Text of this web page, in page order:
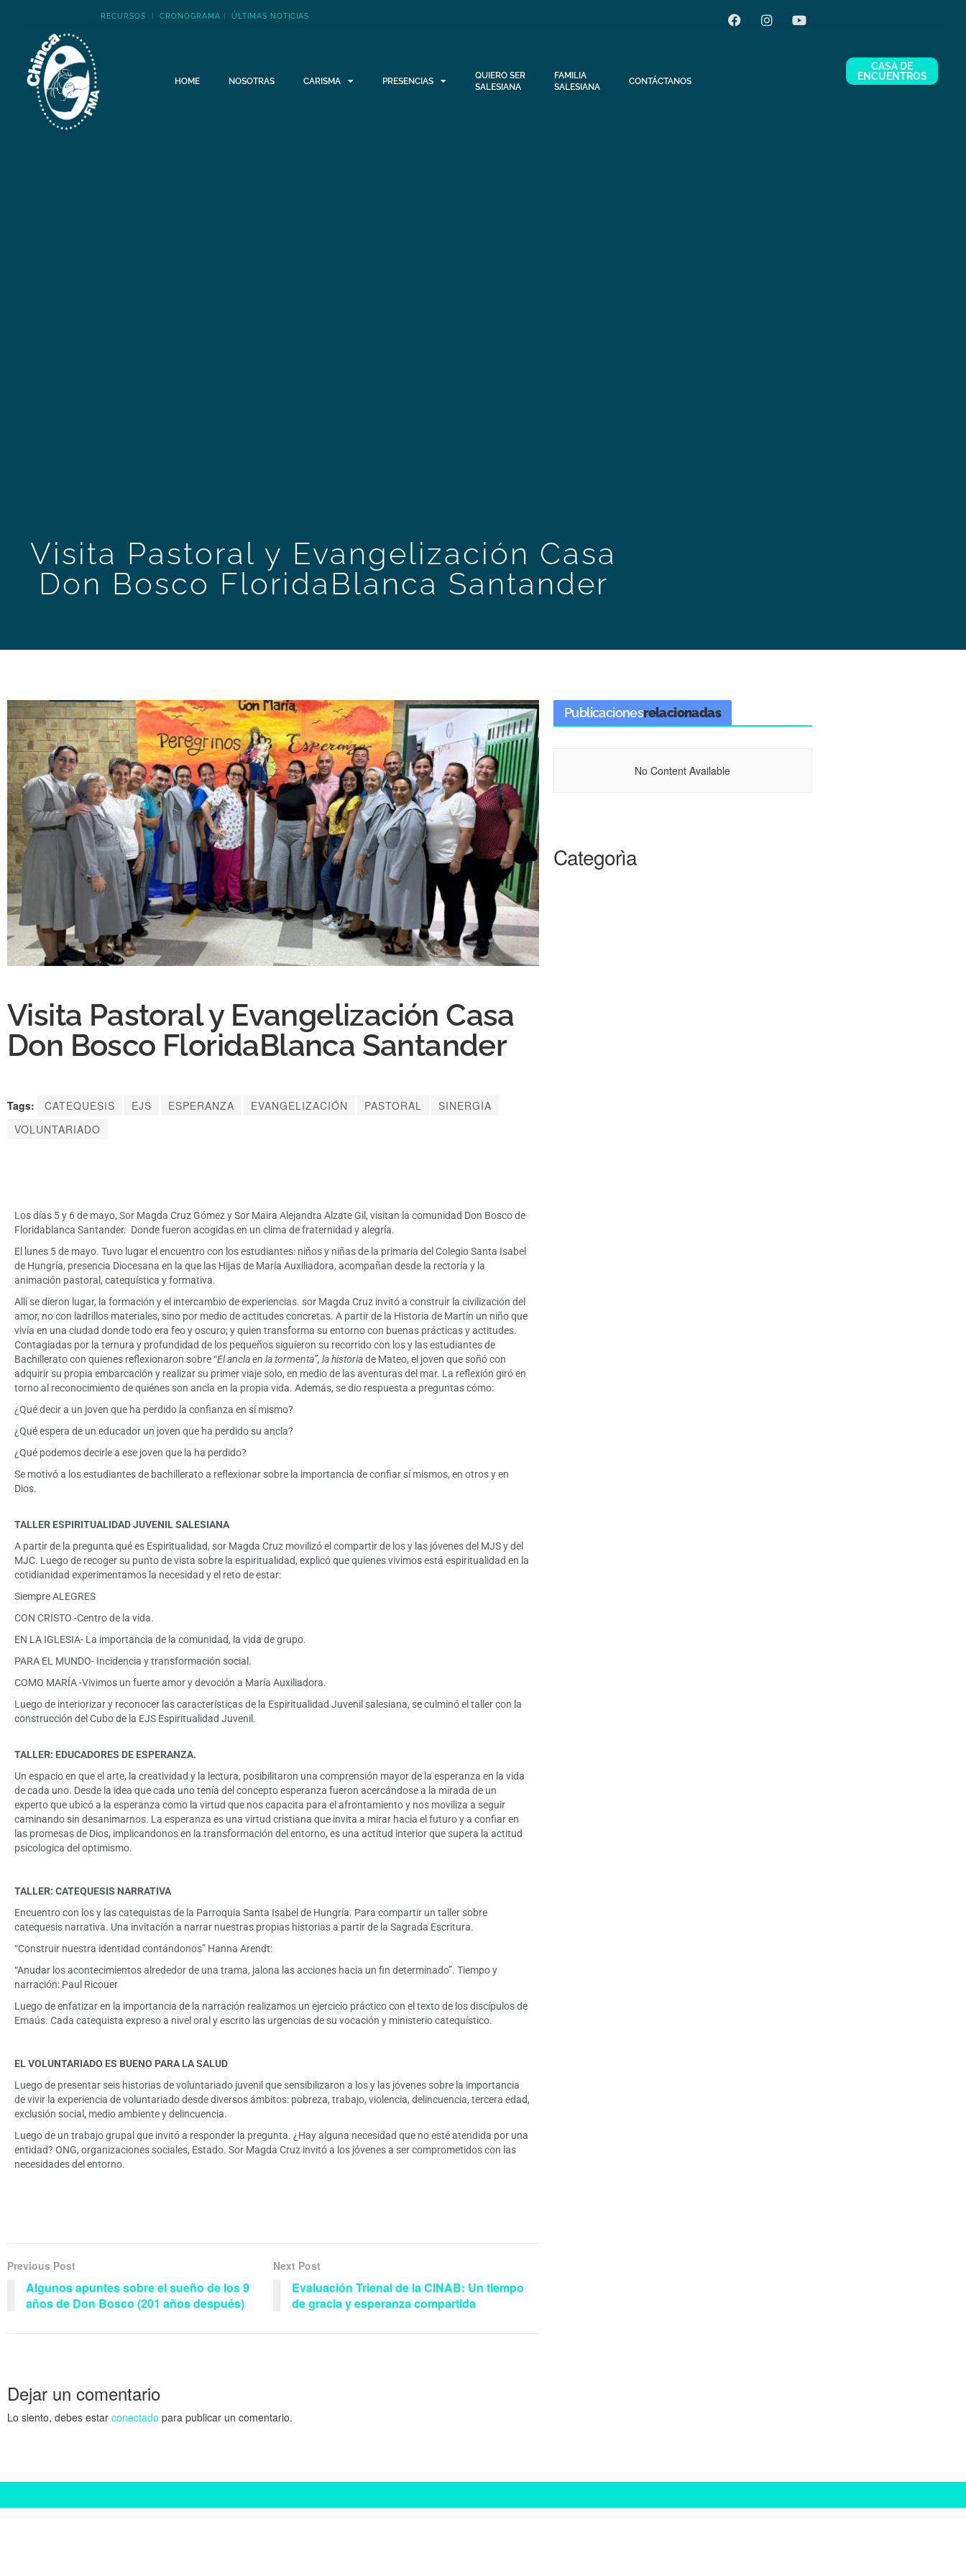
RECURSOS CRONOGRAMA ÚLTIMAS NOTICIAS
HOME NOSOTRAS CARISMA PRESENCIAS
QUIERO SER
SALESIANA
FAMILIA
SALESIANA
CONTÁCTANOS
CASA DE
ENCUENTROS
Visita Pastoral y Evangelización Casa
Don Bosco FloridaBlanca Santander
Visita Pastoral y Evangelización Casa
Don Bosco FloridaBlanca Santander
Tags: CATEQUESIS EJS ESPERANZA EVANGELIZACIÓN PASTORAL
SINERGIA
VOLUNTARIADO
Los días 5 y 6 de mayo, Sor Magda Cruz Gómez y Sor Maira Alejandra Alzate Gil, visitan la comunidad Don Bosco de
Floridablanca Santander. Donde fueron acogidas en un clima de fraternidad y alegría.
El lunes 5 de mayo. Tuvo lugar el encuentro con los estudiantes: niños y niñas de la primaria del Colegio Santa Isabel
de Hungría, presencia Diocesana en la que las Hijas de María Auxiliadora, acompañan desde la rectoría y la
animación pastoral, catequística y formativa.
Allí se dieron lugar, la formación y el intercambio de experiencias. sor Magda Cruz invitó a construir la civilización del
amor, no con ladrillos materiales, sino por medio de actitudes concretas. A partir de la Historia de Martín un niño que
vivía en una ciudad donde todo era feo y oscuro; y quien transforma su entorno con buenas prácticas y actitudes.
Contagiadas por la ternura y profundidad de los pequeños siguieron su recorrido con los y las estudiantes de
Bachillerato con quienes reflexionaron sobre “El ancla en la tormenta”, la historiade Mateo, el joven que soñó con
adquirir su propia embarcación y realizar su primer viaje solo, en medio de las aventuras del mar. La reflexión giró en
torno al reconocimiento de quiénes son ancla en la propia vida. Además, se dio respuesta a preguntas cómo:
¿Qué decir a un joven que ha perdido la confianza en sí mismo?
¿Qué espera de un educador un joven que ha perdido su ancla?
¿Qué podemos decirle a ese joven que la ha perdido?
Se motivó a los estudiantes de bachillerato a reflexionar sobre la importancia de confiar sí mismos, en otros y en
Dios.
TALLER ESPIRITUALIDAD JUVENIL SALESIANA
A partir de la pregunta qué es Espiritualidad, sor Magda Cruz movilizó el compartir de los y las jóvenes del MJS y del
MJC. Luego de recoger su punto de vista sobre la espiritualidad, explicó que quienes vivimos está espiritualidad en la
cotidianidad experimentamos la necesidad y el reto de estar:
Siempre ALEGRES
CON CRISTO -Centro de la vida.
EN LA IGLESIA- La importancia de la comunidad, la vida de grupo.
PARA EL MUNDO- Incidencia y transformación social.
COMO MARÍA -Vivimos un fuerte amor y devoción a María Auxiliadora.
Luego de interiorizar y reconocer las características de la Espiritualidad Juvenil salesiana, se culminó el taller con la
construcción del Cubo de la EJS Espiritualidad Juvenil.
TALLER: EDUCADORES DE ESPERANZA.
Un espacio en que el arte, la creatividad y la lectura, posibilitaron una comprensión mayor de la esperanza en la vida
de cada uno. Desde la idea que cada uno tenía del concepto esperanza fueron acercándose a la mirada de un
experto que ubicó a la esperanza como la virtud que nos capacita para el afrontamiento y nos moviliza a seguir
caminando sin desanimarnos. La esperanza es una virtud cristiana que invita a mirar hacia el futuro y a confiar en
las promesas de Dios, implicandonos en la transformación del entorno, es una actitud interior que supera la actitud
psicologica del optimismo.
TALLER: CATEQUESIS NARRATIVA
Encuentro con los y las catequistas de la Parroquia Santa Isabel de Hungría. Para compartir un taller sobre
catequesis narrativa. Una invitación a narrar nuestras propias historias a partir de la Sagrada Escritura.
“Construir nuestra identidad contándonos” Hanna Arendt:
“Anudar los acontecimientos alrededor de una trama, jalona las acciones hacia un fin determinado”. Tiempo y
narración: Paul Ricouer
Luego de enfatizar en la importancia de la narración realizamos un ejercicio práctico con el texto de los discípulos de
Emaús. Cada catequista expreso a nivel oral y escrito las urgencias de su vocación y ministerio catequístico.
EL VOLUNTARIADO ES BUENO PARA LA SALUD
Luego de presentar seis historias de voluntariado juvenil que sensibilizaron a los y las jóvenes sobre la importancia
de vivir la experiencia de voluntariado desde diversos ámbitos: pobreza, trabajo, violencia, delincuencia, tercera edad,
exclusión social, medio ambiente y delincuencia.
Luego de un trabajo grupal que invitó a responder la pregunta. ¿Hay alguna necesidad que no esté atendida por una
entidad? ONG, organizaciones sociales, Estado. Sor Magda Cruz invitó a los jóvenes a ser comprometidos con las
necesidades del entorno.
Previous Post
Algunos apuntes sobre el sueño de los 9
años de Don Bosco (201 años después)
Next Post
Evaluación Trienal de la CINAB: Un tiempo
de gracia y esperanza compartida
Dejar un comentario
Lo siento, debes estar conectado para publicar un comentario.
Publicacionesrelacionadas
No Content Available
Categorìa